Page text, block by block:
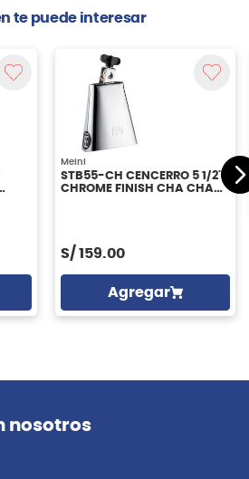
te puede interesar
Meinl
STB55-CH CENCERRO 5 1/2''
CHROME FINISH CHA CHA
S/ 159.00
Agregar
nosotros